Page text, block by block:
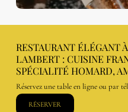
RESTAURANT ÉLÉGANT
LAMBERT : CUISINE
SPÉCIALITÉ HOMARD,
Réservez une table en ligne ou par
RÉSERVER